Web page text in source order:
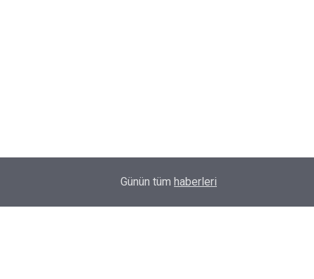
ERTUĞRUL OCAĞI'NDAN KOCAELİ’NE ZİYARET
Günün tüm haberleri